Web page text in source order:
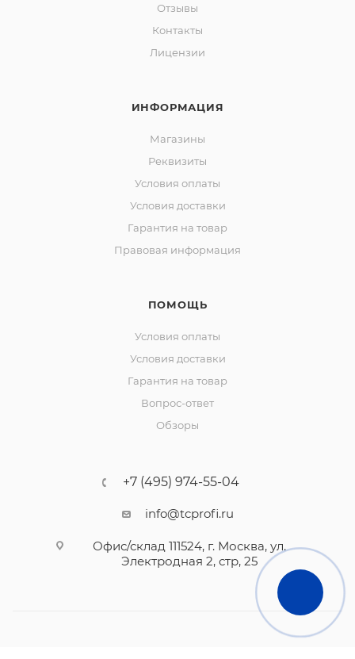
Отзывы
Контакты
Лицензии
ИНФОРМАЦИЯ
Магазины
Реквизиты
Условия оплаты
Условия доставки
Гарантия на товар
Правовая информация
ПОМОЩЬ
Условия оплаты
Условия доставки
Гарантия на товар
Вопрос-ответ
Обзоры
+7 (495) 974-55-04
info@tcprofi.ru
Офис/склад 111524, г. Москва, ул.
Электродная 2, стр, 25